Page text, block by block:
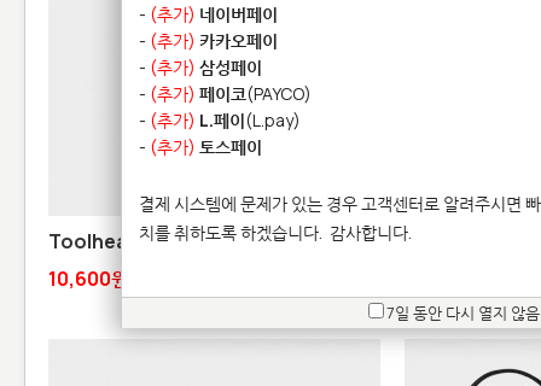
Toolhead Block - A1 시리즈
10,600원
Heatbed
- (추가) 네이버페이
- (추가) 카카오페이
- (추가) 삼성페이
- (추가) 페이코(PAYCO)
- (추가) L.페이(L.pay)
- (추가) 토스페이
결제 시스템에 문제가 있는 경우 고객센터로 알려주시면
치를 취하도록 하겠습니다. 감사합니다.
7일 동안 다시 열지 않음